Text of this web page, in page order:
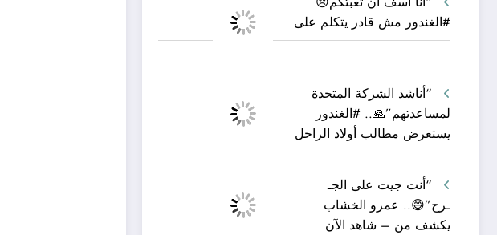
#الغندور مش قادر يتكلم على
“أناشد الشركة المتحدة
لمساعدتهم”🙏.. #الغندور
يستعرض مطالب أولاد الراحل
“أنت جيت على الجـ
ـرح”😅.. عمرو الخشاب
يكشف من – شاهد الآن